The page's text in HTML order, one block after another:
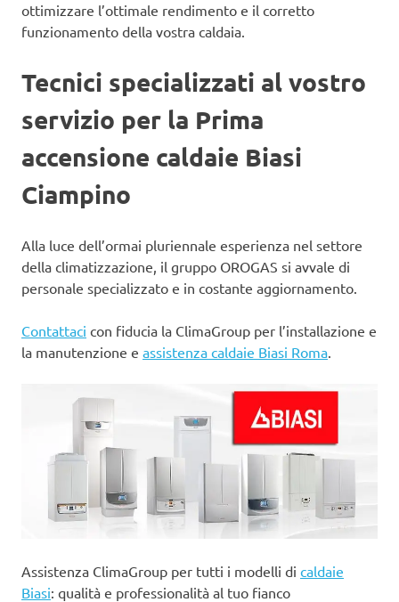
ottimizzare l’ottimale rendimento e il corretto
funzionamento della vostra caldaia.
Tecnici specializzati al vostro
servizio per la Prima
accensione caldaie Biasi
Ciampino
Alla luce dell’ormai pluriennale esperienza nel settore
della climatizzazione, il gruppo OROGAS si avvale di
personale specializzato e in costante aggiornamento.
Contattaci con fiducia la ClimaGroup per l’installazione e
la manutenzione e assistenza caldaie Biasi Roma.
Assistenza ClimaGroup per tutti i modelli di caldaie
Biasi: qualità e professionalità al tuo fianco